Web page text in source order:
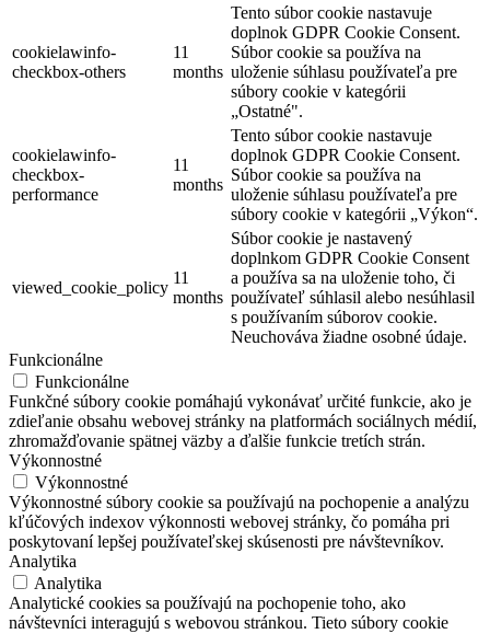
cookielawinfo-
checkbox-others
11
months
Tento súbor cookie nastavuje
doplnok GDPR Cookie Consent.
Súbor cookie sa používa na
uloženie súhlasu používateľa pre
súbory cookie v kategórii
„Ostatné".
cookielawinfo-
checkbox-
performance
11
months
Tento súbor cookie nastavuje
doplnok GDPR Cookie Consent.
Súbor cookie sa používa na
uloženie súhlasu používateľa pre
súbory cookie v kategórii „Výkon“.
viewed_cookie_policy
11
months
Súbor cookie je nastavený
doplnkom GDPR Cookie Consent
a používa sa na uloženie toho, či
používateľ súhlasil alebo nesúhlasil
s používaním súborov cookie.
Neuchováva žiadne osobné údaje.
Funkcionálne
Funkcionálne
Funkčné súbory cookie pomáhajú vykonávať určité funkcie, ako je
zdieľanie obsahu webovej stránky na platformách sociálnych médií,
zhromažďovanie spätnej väzby a ďalšie funkcie tretích strán.
Výkonnostné
Výkonnostné
Výkonnostné súbory cookie sa používajú na pochopenie a analýzu
kľúčových indexov výkonnosti webovej stránky, čo pomáha pri
poskytovaní lepšej používateľskej skúsenosti pre návštevníkov.
Analytika
Analytika
Analytické cookies sa používajú na pochopenie toho, ako
návštevníci interagujú s webovou stránkou. Tieto súbory cookie